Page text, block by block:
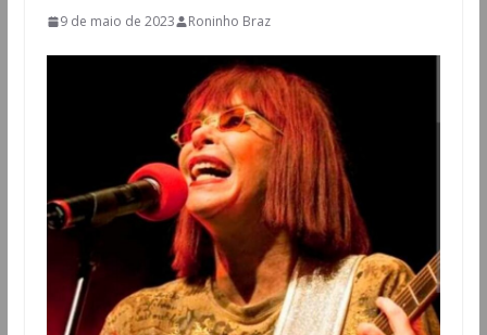
9 de maio de 2023 Roninho Braz